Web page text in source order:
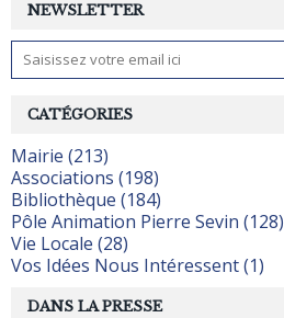
NEWSLETTER
CATÉGORIES
Mairie (213)
Associations (198)
Bibliothèque (184)
Pôle Animation Pierre Sevin (128)
Vie Locale (28)
Vos Idées Nous Intéressent (1)
DANS LA PRESSE